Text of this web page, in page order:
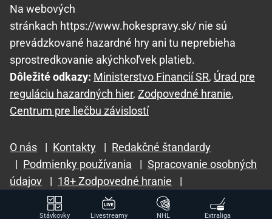
Na webových
stránkach https://www.hokespravy.sk/ nie sú
prevádzkované hazardné hry ani tu neprebieha
sprostredkovanie akýchkoľvek platieb.
Dôležité odkazy: Ministerstvo Financií SR, Úrad pre
reguláciu hazardných hier, Zodpovedné hranie,
Centrum pre liečbu závislostí
O nás | Kontakty | Redakčné štandardy
| Podmienky používania | Spracovanie osobných
údajov
| 18+ Zodpovedné hranie
|
GTO Solutions, s.r.o.
Stávkovky Livestreamy NHL Extraliga